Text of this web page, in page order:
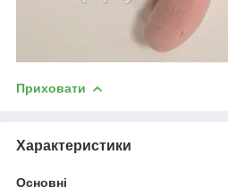
Приховати
Характеристики
Основні